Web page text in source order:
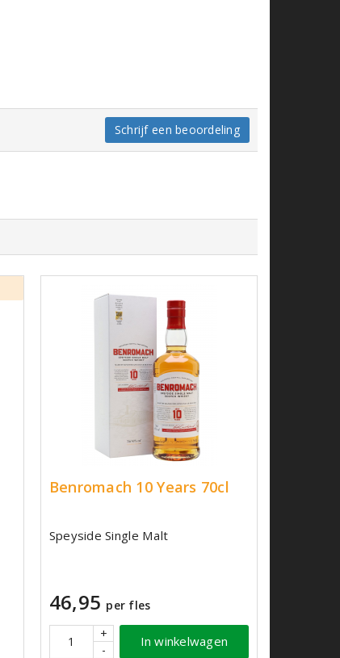
Schrijf een beoordeling
Benromach 10 Years 70cl
Speyside Single Malt
46,95 per fles
+
-
In winkelwagen